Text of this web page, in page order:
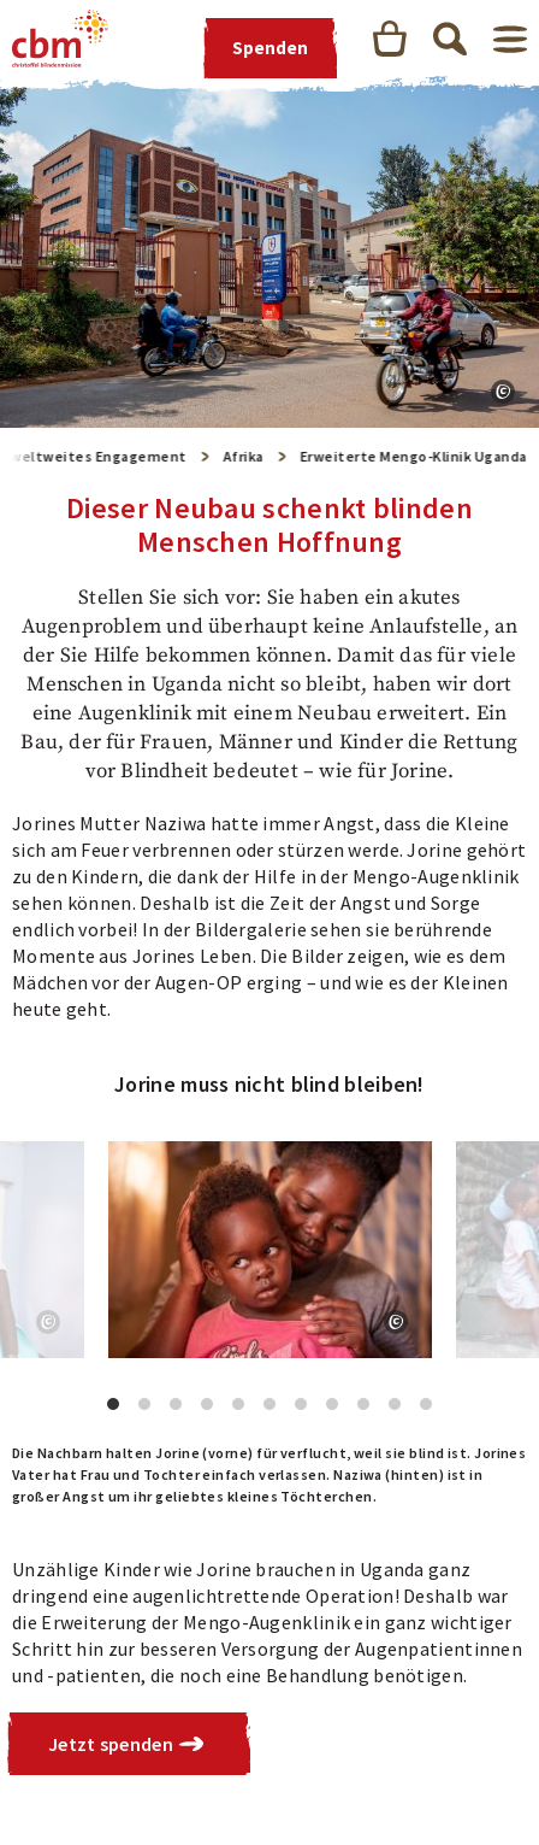
Spenden
weltweites Engagement Afrika Erweiterte Mengo-Klinik Uganda
Dieser Neubau schenkt blinden
Menschen Hoffnung
Stellen Sie sich vor: Sie haben ein akutes
Augenproblem und überhaupt keine Anlaufstelle, an
der Sie Hilfe bekommen können. Damit das für viele
Menschen in Uganda nicht so bleibt, haben wir dort
eine Augenklinik mit einem Neubau erweitert. Ein
Bau, der für Frauen, Männer und Kinder die Rettung
vor Blindheit bedeutet – wie für Jorine.
Jorines Mutter Naziwa hatte immer Angst, dass die Kleine
sich am Feuer verbrennen oder stürzen werde. Jorine gehört
zu den Kindern, die dank der Hilfe in der Mengo-Augenklinik
sehen können. Deshalb ist die Zeit der Angst und Sorge
endlich vorbei! In der Bildergalerie sehen sie berührende
Momente aus Jorines Leben. Die Bilder zeigen, wie es dem
Mädchen vor der Augen-OP erging – und wie es der Kleinen
heute geht.
Jorine muss nicht blind bleiben!
Die Nachbarn halten Jorine (vorne) für verflucht, weil sie blind ist. Jorines
Vater hat Frau und Tochter einfach verlassen. Naziwa (hinten) ist in
großer Angst um ihr geliebtes kleines Töchterchen.
Unzählige Kinder wie Jorine brauchen in Uganda ganz
dringend eine augenlichtrettende Operation! Deshalb war
die Erweiterung der Mengo-Augenklinik ein ganz wichtiger
Schritt hin zur besseren Versorgung der Augenpatientinnen
und -patienten, die noch eine Behandlung benötigen.
Jetzt spenden